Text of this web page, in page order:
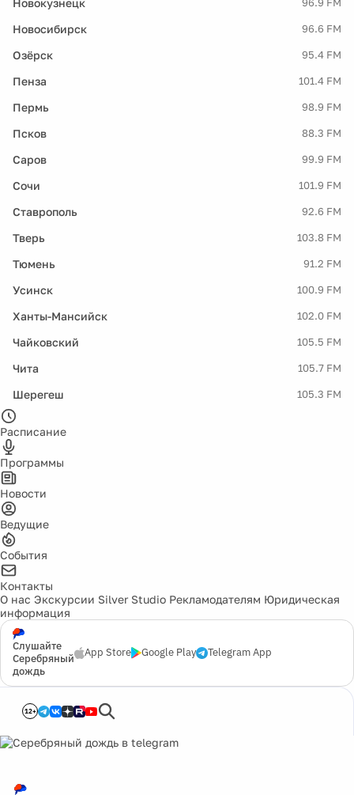
96.9 FM
Новосибирск 96.6 FM
Озёрск 95.4 FM
Пенза 101.4 FM
Пермь 98.9 FM
Псков 88.3 FM
Саров 99.9 FM
Сочи 101.9 FM
Ставрополь 92.6 FM
Тверь 103.8 FM
Тюмень 91.2 FM
Усинск 100.9 FM
Ханты-Мансийск 102.0 FM
Чайковский 105.5 FM
Чита 105.7 FM
Шерегеш 105.3 FM
Расписание
Программы
Новости
Ведущие
События
Контакты
О нас Экскурсии Silver Studio Рекламодателям Юридическая
информация
Слушайте
Серебряный
дождь
App Store Google Play Telegram App
12+